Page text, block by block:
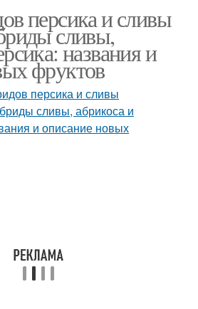
персика и сливы
сливы,
названия и
фруктов